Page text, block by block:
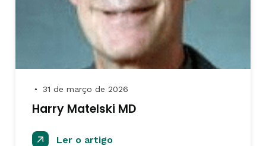
● 31 de março de 2026
Harry Matelski MD
Ler o artigo